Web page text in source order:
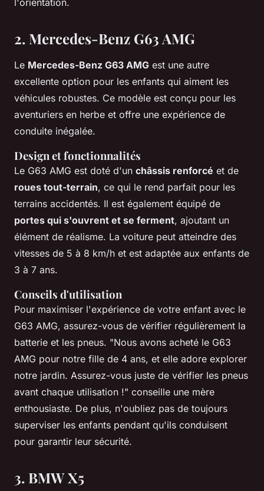
l'orientation.
2. Mercedes-Benz G63 AMG
Le Mercedes-Benz G63 AMG est une autre
excellente option pour les enfants qui aiment les
véhicules robustes. Ce modèle est conçu pour les
aventuriers en herbe et offre une expérience de
conduite inégalée.
Design et fonctionnalités
Le G63 AMG est doté d'un châssis renforcé et de
roues tout-terrain, ce qui le rend parfait pour les
terrains accidentés. Il est également équipé de
portes qui s'ouvrent et se ferment, ajoutant un
élément de réalisme. La voiture peut atteindre des
vitesses de 5 à 8 km/h et est adaptée aux enfants de
3 à 7 ans.
Conseils d'utilisation
Pour maximiser l'expérience de votre enfant avec le
G63 AMG, assurez-vous de vérifier régulièrement la
batterie et les pneus. "Nous avons acheté le G63
AMG pour notre fille de 4 ans, et elle adore explorer
notre jardin. Assurez-vous juste de vérifier les pneus
avant chaque utilisation !" conseille une mère
enthousiaste. De plus, n'oubliez pas de toujours
superviser les enfants pendant qu'ils conduisent
pour garantir leur sécurité.
3. BMW X5